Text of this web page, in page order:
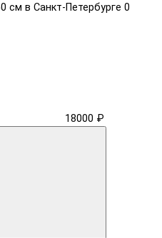
см в Санкт-Петербурге 0
18000 ₽